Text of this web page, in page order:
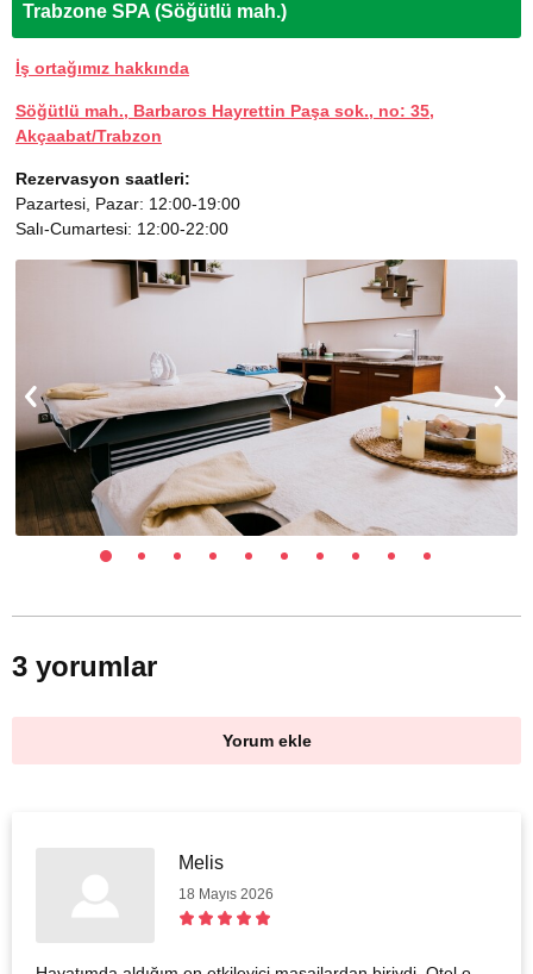
Trabzone SPA (Söğütlü mah.)
İş ortağımız hakkında
Söğütlü mah., Barbaros Hayrettin Paşa sok., no: 35,
Akçaabat/Trabzon
Rezervasyon saatleri:
Pazartesi, Pazar: 12:00-19:00
Salı-Cumartesi: 12:00-22:00
3 yorumlar
Yorum ekle
Melis
18 Mayıs 2026